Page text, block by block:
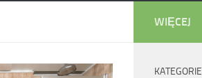
WIĘCEJ
KATEGORIE